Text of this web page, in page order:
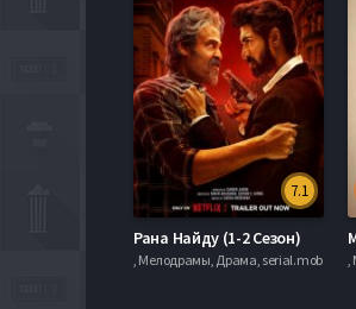
7.1
Рана Найду (1-2 Сезон)
, Мелодрамы, Драма, serial.mob ,